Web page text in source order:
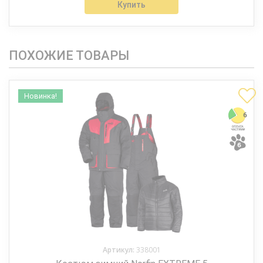
Купить
ПОХОЖИЕ ТОВАРЫ
Новинка!
Артикул: 338001